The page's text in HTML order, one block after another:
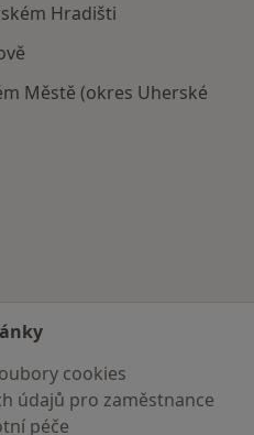
Hradišti
Městě (okres Uherské
cookies
údajů pro zaměstnance
péče